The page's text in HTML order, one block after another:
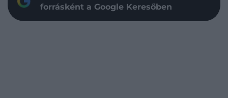
forrásként a Google Keresőben